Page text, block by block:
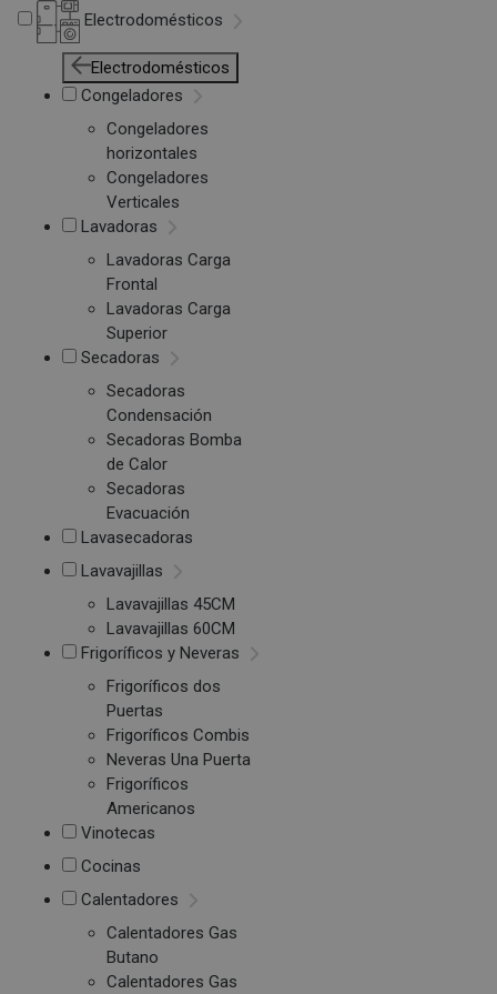
Electrodomésticos
Electrodomésticos
Congeladores
Congeladores
horizontales
Congeladores
Verticales
Lavadoras
Lavadoras Carga
Frontal
Lavadoras Carga
Superior
Secadoras
Secadoras
Condensación
Secadoras Bomba
de Calor
Secadoras
Evacuación
Lavasecadoras
Lavavajillas
Lavavajillas 45CM
Lavavajillas 60CM
Frigoríficos y Neveras
Frigoríficos dos
Puertas
Frigoríficos Combis
Neveras Una Puerta
Frigoríficos
Americanos
Vinotecas
Cocinas
Calentadores
Calentadores Gas
Butano
Calentadores Gas